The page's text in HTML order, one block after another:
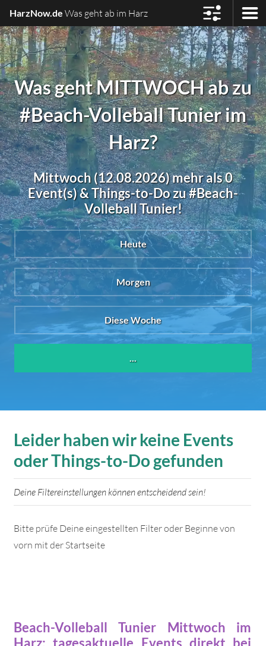
HarzNow.de Was geht ab im Harz
Was geht MITTWOCH ab zu
#Beach-Volleball Tunier im
Harz?
Mittwoch (12.08.2026) mehr als 0
Event(s) & Things-to-Do zu #Beach-
Volleball Tunier!
Heute
Morgen
Diese Woche
Leider haben wir keine Events
oder Things-to-Do gefunden
Deine Filtereinstellungen können entscheidend sein!
Bitte prüfe Deine eingestellten Filter oder Beginne von
vorn mit der Startseite
Beach-Volleball Tunier Mittwoch im
Harz: tagesaktuelle Events direkt bei